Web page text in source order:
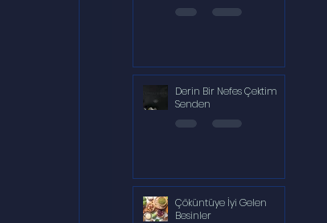
Derin Bir Nefes Çektim
Senden
Çöküntüye İyi Gelen
Besinler